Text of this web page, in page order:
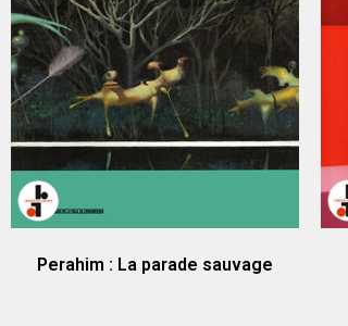
Perahim : La parade sauvage